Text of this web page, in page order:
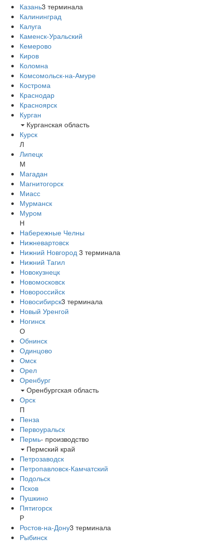
Казань3 терминала
Калининград
Калуга
Каменск-Уральский
Кемерово
Киров
Коломна
Комсомольск-на-Амуре
Кострома
Краснодар
Красноярск
Курган
Курганская область
Курск
Л
Липецк
М
Магадан
Магнитогорск
Миасс
Мурманск
Муром
Н
Набережные Челны
Нижневартовск
Нижний Новгород 3 терминала
Нижний Тагил
Новокузнецк
Новомосковск
Новороссийск
Новосибирск3 терминала
Новый Уренгой
Ногинск
О
Обнинск
Одинцово
Омск
Орел
Оренбург
Оренбургская область
Орск
П
Пенза
Первоуральск
Пермь- производство
Пермский край
Петрозаводск
Петропавловск-Камчатский
Подольск
Псков
Пушкино
Пятигорск
Р
Ростов-на-Дону3 терминала
Рыбинск